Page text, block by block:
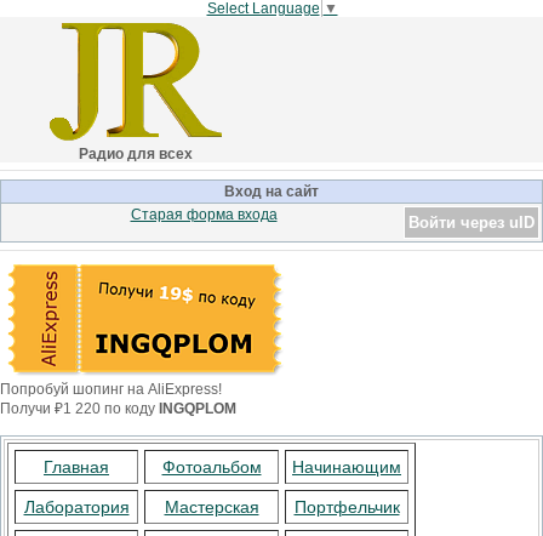
Select Language ▼
Радио для всех
Вход на сайт
Войти через uID
Старая форма входа
Попробуй шопинг на AliExpress!
Получи ₽1 220 по коду INGQPLOM
Главная Фотоальбом Начинающим
Лаборатория Мастерская Портфельчик